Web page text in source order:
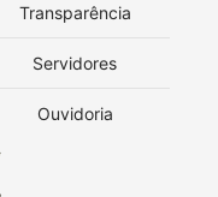
Transparência
Servidores
Ouvidoria